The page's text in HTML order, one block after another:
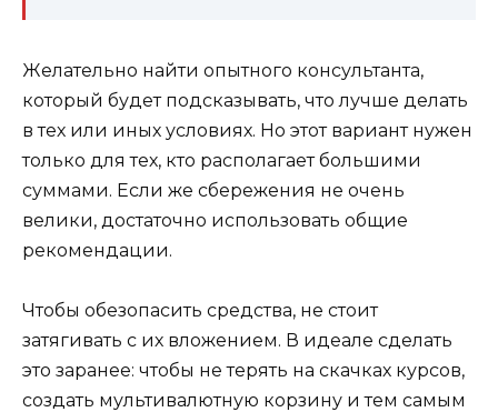
Желательно найти опытного консультанта,
который будет подсказывать, что лучше делать
в тех или иных условиях. Но этот вариант нужен
только для тех, кто располагает большими
суммами. Если же сбережения не очень
велики, достаточно использовать общие
рекомендации.
Чтобы обезопасить средства, не стоит
затягивать с их вложением. В идеале сделать
это заранее: чтобы не терять на скачках курсов,
создать мультивалютную корзину и тем самым